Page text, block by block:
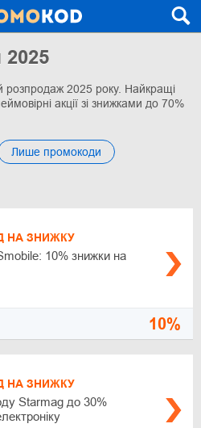
2025 року. Найкращі
акції зі знижками до 70%
Лише промокоди
НА ЗНИЖКУ
10% знижки на
10%
НА ЗНИЖКУ
Starmag до 30%